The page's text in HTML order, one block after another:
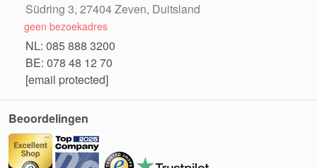
Südring 3, 27404 Zeven, Duitsland
geen bezoekadres
NL: 085 888 3200
BE: 078 48 12 70
[email protected]
Beoordelingen